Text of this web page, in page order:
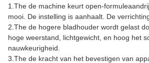
1.The de machine keurt open-
mooi. De instelling is aanhaalt. De
2.The de hogere bladhouder wordt gelast
hoge weerstand, lichtgewicht, en hoog het
nauwkeurigheid.
3.The de kracht van het bevestigen van